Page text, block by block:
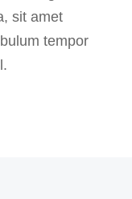
sit amet
tempor